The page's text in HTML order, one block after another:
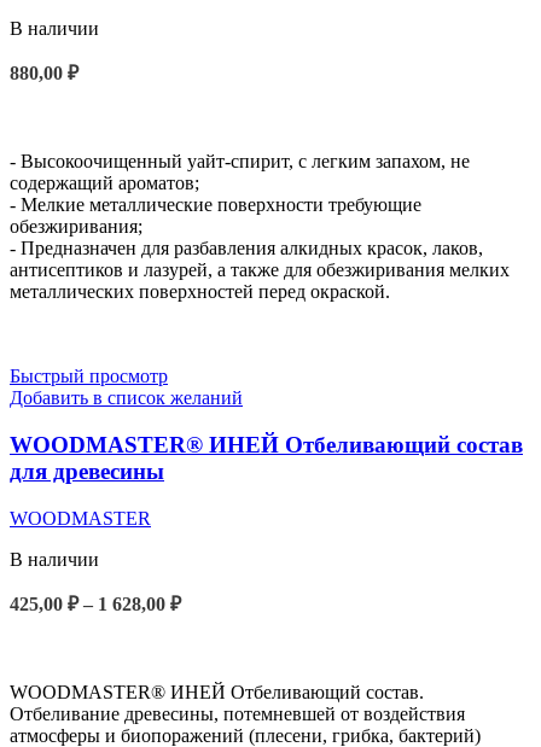
В наличии
880,00 ₽
- Высокоочищенный уайт-спирит, с легким запахом, не
содержащий ароматов;
- Мелкие металлические поверхности требующие
обезжиривания;
- Предназначен для разбавления алкидных красок, лаков,
антисептиков и лазурей, а также для обезжиривания мелких
металлических поверхностей перед окраской.
Быстрый просмотр
Добавить в список желаний
WOODMASTER® ИНЕЙ Отбеливающий состав
для древесины
WOODMASTER
В наличии
425,00 ₽ – 1 628,00 ₽
WOODMASTER® ИНЕЙ Отбеливающий состав.
Отбеливание древесины, потемневшей от воздействия
атмосферы и биопоражений (плесени, грибка, бактерий)